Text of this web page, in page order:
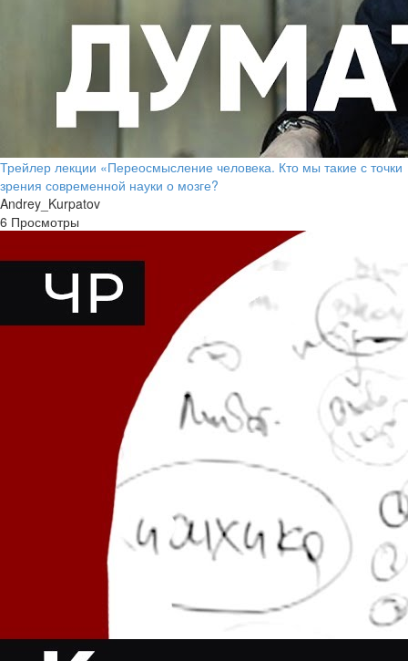
Трейлер лекции «Переосмысление человека. Кто мы такие с точки
зрения современной науки о мозге?
Andrey_Kurpatov
6 Просмотры